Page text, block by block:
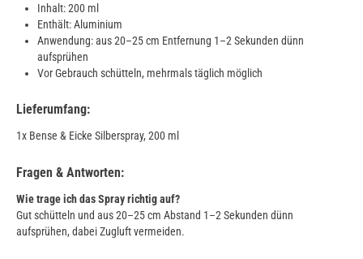
Inhalt: 200 ml
Enthält: Aluminium
Anwendung: aus 20–25 cm Entfernung 1–2 Sekunden dünn
aufsprühen
Vor Gebrauch schütteln, mehrmals täglich möglich
Lieferumfang:
1x Bense & Eicke Silberspray, 200 ml
Fragen & Antworten:
Wie trage ich das Spray richtig auf?
Gut schütteln und aus 20–25 cm Abstand 1–2 Sekunden dünn
aufsprühen, dabei Zugluft vermeiden.